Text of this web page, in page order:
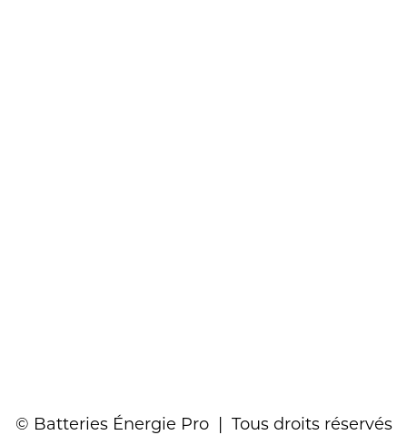
© Batteries Énergie Pro | Tous droits réservés